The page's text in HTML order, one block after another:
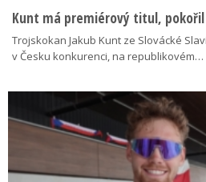
Kunt má premiérový titul,
Trojskokan Jakub Kunt ze Slovácké
v Česku konkurenci, na republikovém…